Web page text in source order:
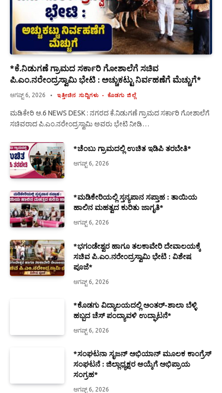
*ಕೆ.ನಿಡುಗಣೆ ಗ್ರಾಮದ ಸರ್ಕಾರಿ ಗೋಶಾಲೆಗೆ ಸಚಿವ
ಪಿ.ಎಂ.ನರೇಂದ್ರಸ್ವಾಮಿ ಭೇಟಿ : ಅಚ್ಚುಕಟ್ಟು ನಿರ್ವಹಣೆಗೆ ಮೆಚ್ಚುಗೆ*
ಆಗಷ್ಟ್ 6, 2026 ಇತ್ತೀಚಿನ ಸುದ್ದಿಗಳು ಕೊಡಗು ಜಿಲ್ಲೆ
ಮಡಿಕೇರಿ ಆ.6 NEWS DESK : ನಗರದ ಕೆ.ನಿಡುಗಣೆ ಗ್ರಾಮದ ಸರ್ಕಾರಿ ಗೋಶಾಲೆಗೆ
ಸಚಿವರಾದ ಪಿ.ಎಂ.ನರೇಂದ್ರಸ್ವಾಮಿ ಅವರು ಭೇಟಿ ನೀಡಿ…
*ಚೆಂಬು ಗ್ರಾಮದಲ್ಲಿ ಉಚಿತ ಇಡಿಪಿ ತರಬೇತಿ*
ಆಗಷ್ಟ್ 6, 2026
*ಮಡಿಕೇರಿಯಲ್ಲಿ ಸ್ತನ್ಯಪಾನ ಸಪ್ತಾಹ : ತಾಯಿಯ
ಹಾಲಿನ ಮಹತ್ವದ ಕುರಿತು ಜಾಗೃತಿ*
ಆಗಷ್ಟ್ 6, 2026
*ಭಗಂಡೇಶ್ವರ ಹಾಗೂ ತಲಕಾವೇರಿ ದೇವಾಲಯಕ್ಕೆ
ಸಚಿವ ಪಿ.ಎಂ.ನರೇಂದ್ರಸ್ವಾಮಿ ಭೇಟಿ : ವಿಶೇಷ
ಪೂಜೆ*
ಆಗಷ್ಟ್ 6, 2026
*ಕೊಡಗು ವಿದ್ಯಾಲಯದಲ್ಲಿ ಅಂತರ್-ಶಾಲಾ ಬೆಳ್ಳಿ
ಹಬ್ಬದ ಚೆಸ್ ಪಂದ್ಯಾವಳಿ ಉದ್ಘಾಟನೆ*
ಆಗಷ್ಟ್ 6, 2026
*ಸಂಘಟನಾ ಸೃಜನ್ ಅಭಿಯಾನ್ ಮೂಲಕ ಕಾಂಗ್ರೆಸ್
ಸಂಘಟನೆ : ಜಿಲ್ಲಾಧ್ಯಕ್ಷರ ಆಯ್ಕೆಗೆ ಅಭಿಪ್ರಾಯ
ಸಂಗ್ರಹ*
ಆಗಷ್ಟ್ 6, 2026